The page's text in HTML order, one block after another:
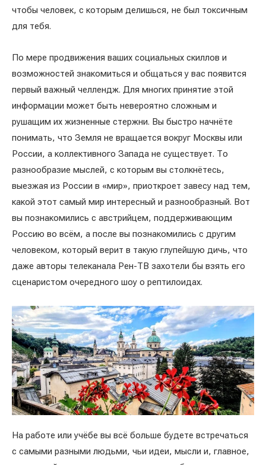
чтобы человек, с которым делишься, не был токсичным
для тебя.
По мере продвижения ваших социальных скиллов и
возможностей знакомиться и общаться у вас появится
первый важный челлендж. Для многих принятие этой
информации может быть невероятно сложным и
рушащим их жизненные стержни. Вы быстро начнёте
понимать, что Земля не вращается вокруг Москвы или
России, а коллективного Запада не существует. То
разнообразие мыслей, с которым вы столкнётесь,
выезжая из России в «мир», приоткроет завесу над тем,
какой этот самый мир интересный и разнообразный. Вот
вы познакомились с австрийцем, поддерживающим
Россию во всём, а после вы познакомились с другим
человеком, который верит в такую глупейшую дичь, что
даже авторы телеканала Рен-ТВ захотели бы взять его
сценаристом очередного шоу о рептилоидах.
На работе или учёбе вы всё больше будете встречаться
с самыми разными людьми, чьи идеи, мысли и, главное,